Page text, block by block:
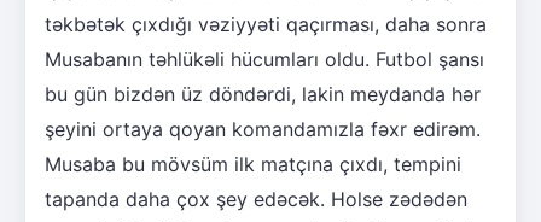
təkbətək çıxdığı vəziyyəti qaçırması, daha sonra
Musabanın təhlükəli hücumları oldu. Futbol şansı
bu gün bizdən üz döndərdi, lakin meydanda hər
şeyini ortaya qoyan komandamızla fəxr edirəm.
Musaba bu mövsüm ilk matçına çıxdı, tempini
tapanda daha çox şey edəcək. Holse zədədən